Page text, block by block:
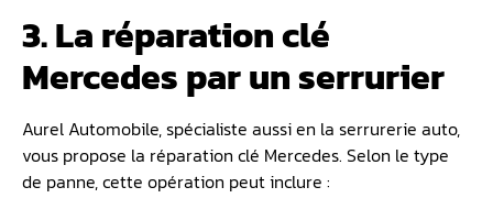
3. La réparation clé
Mercedes par un serrurier
Aurel Automobile, spécialiste aussi en la serrurerie auto,
vous propose la réparation clé Mercedes. Selon le type
de panne, cette opération peut inclure :